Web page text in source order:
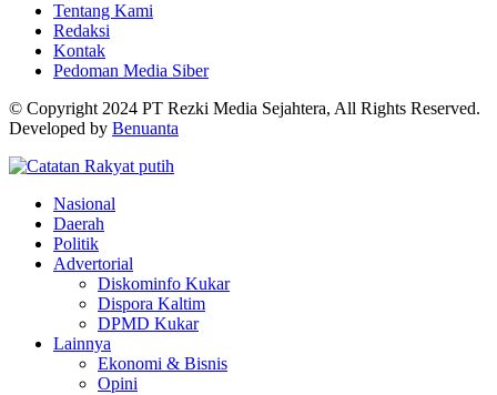
Tentang Kami
Redaksi
Kontak
Pedoman Media Siber
© Copyright 2024 PT Rezki Media Sejahtera, All Rights Reserved.
Developed by Benuanta
Nasional
Daerah
Politik
Advertorial
Diskominfo Kukar
Dispora Kaltim
DPMD Kukar
Lainnya
Ekonomi & Bisnis
Opini